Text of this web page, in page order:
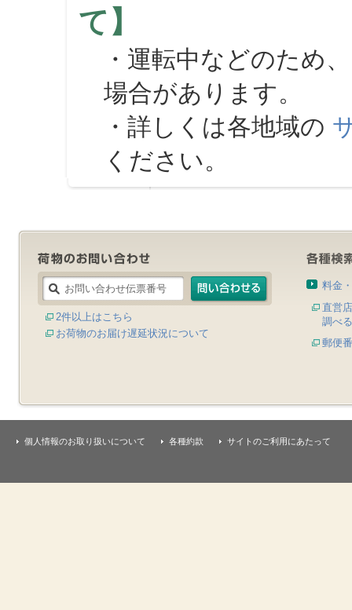
て】
・運転中などのため
場合があります。
・詳しくは各地域の
ください。
2件以上はこちら
お荷物のお届け遅延状況について
料金
直営
調べる
郵便
個人情報のお取り扱いについて 各種約款 サイトのご利用にあたって